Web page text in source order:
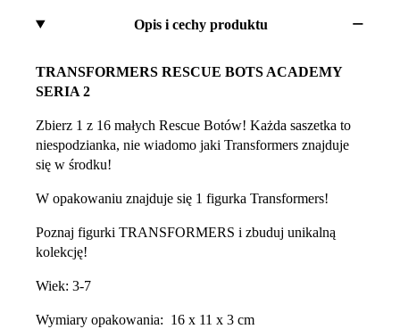
Opis i cechy produktu
TRANSFORMERS RESCUE BOTS ACADEMY
SERIA 2
Zbierz 1 z 16 małych Rescue Botów! Każda saszetka to
niespodzianka, nie wiadomo jaki Transformers znajduje
się w środku!
W opakowaniu znajduje się 1 figurka Transformers!
Poznaj figurki TRANSFORMERS i zbuduj unikalną
kolekcję!
Wiek: 3-7
Wymiary opakowania: 16 x 11 x 3 cm